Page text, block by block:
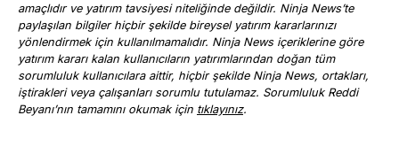
amaçlıdır ve yatırım tavsiyesi niteliğinde değildir. Ninja News’te
paylaşılan bilgiler hiçbir şekilde bireysel yatırım kararlarınızı
yönlendirmek için kullanılmamalıdır. Ninja News içeriklerine göre
yatırım kararı kalan kullanıcıların yatırımlarından doğan tüm
sorumluluk kullanıcılara aittir, hiçbir şekilde Ninja News, ortakları,
iştirakleri veya çalışanları sorumlu tutulamaz. Sorumluluk Reddi
Beyanı’nın tamamını okumak için tıklayınız.